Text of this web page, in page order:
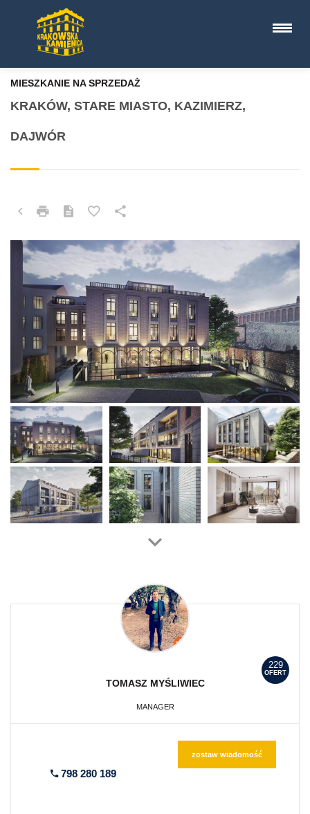
KRAKÓW, STARE MIASTO, KAZIMIERZ,
DAJWÓR
MIESZKANIE NA SPRZEDAŻ
229
OFERT
TOMASZ MYŚLIWIEC
MANAGER
798 280 189
zostaw wiadomość